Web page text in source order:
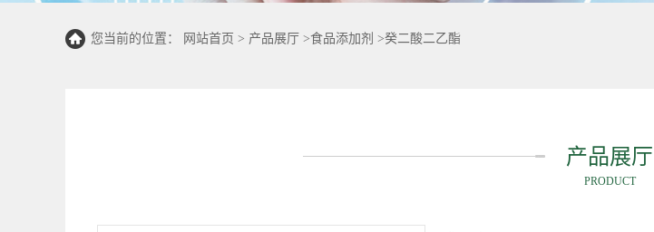
您当前的位置： 网站首页 > 产品展厅 >食品添加剂 >癸二酸二乙酯
产品展厅
PRODUCT